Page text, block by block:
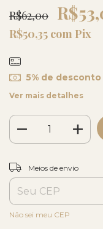
R$62,00
R$50,35 com Pix
5% de desconto
Ver mais detalhes
Entregas para o CEP:
Meios de envio
Não sei meu CEP